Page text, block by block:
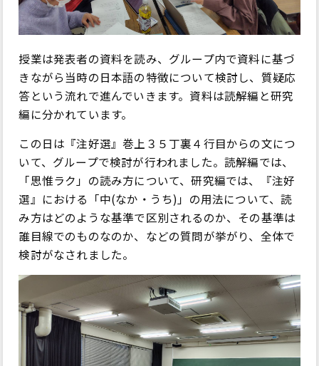
授業は発表者の資料を読み、グループ内で資料に基づ
きながら当時の日本語の特徴について検討し、質疑応
答という流れで進んでいきます。資料は読解編と研究
編に分かれています。
この日は『注好選』巻上３５丁裏４行目からの文につ
いて、グループで検討が行われました。読解編では、
「思惟ラク」の読み方について、研究編では、『注好
選』における「中(なか・うち)」の用法について、読
み方はどのような基準で区別されるのか、その基準は
誰目線でのものなのか、などの質問が挙がり、全体で
検討がなされました。